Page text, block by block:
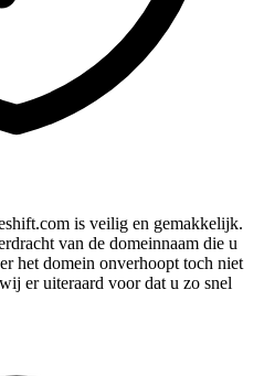
is veilig en gemakkelijk.
van de domeinnaam die u
het domein onverhoopt toch niet
er uiteraard voor dat u zo snel